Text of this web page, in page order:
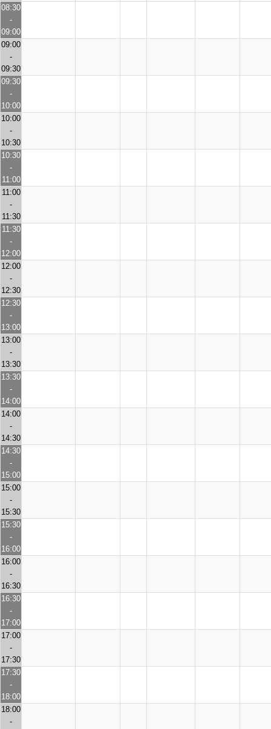
08:30
-
09:00
09:00
-
09:30
09:30
-
10:00
10:00
-
10:30
10:30
-
11:00
11:00
-
11:30
11:30
-
12:00
12:00
-
12:30
12:30
-
13:00
13:00
-
13:30
13:30
-
14:00
14:00
-
14:30
14:30
-
15:00
15:00
-
15:30
15:30
-
16:00
16:00
-
16:30
16:30
-
17:00
17:00
-
17:30
17:30
-
18:00
18:00
-